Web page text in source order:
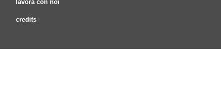
lavora con noi
credits